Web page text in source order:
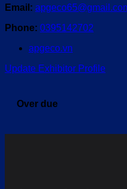
Email:
Phone: 0395142702
apgeco.vn
Update Exhibitor Profile
Over due